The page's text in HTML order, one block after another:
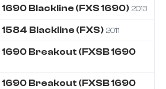
1690 Blackline (FXS 1690) 2013
1584 Blackline (FXS) 2011
1690 Breakout (FXSB 1690
1690 Breakout (FXSB 1690